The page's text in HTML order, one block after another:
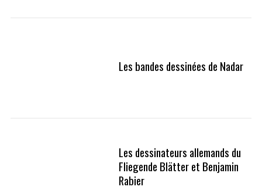
Les bandes dessinées de Nadar
Les dessinateurs allemands du
Fliegende Blätter et Benjamin
Rabier